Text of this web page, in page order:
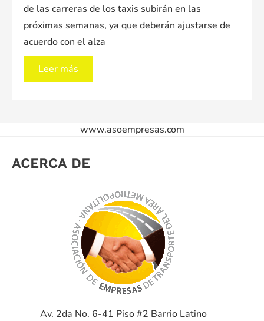
de las carreras de los taxis subirán en las
próximas semanas, ya que deberán ajustarse de
acuerdo con el alza
Mintransporte
plantea
de
Colombia
Leer más
www.asoempresas.com
ACERCA DE
Av. 2da No. 6-41 Piso #2 Barrio Latino